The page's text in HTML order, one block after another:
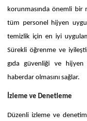
korunmasında önemli bir
tüm personel hijyen
temizlik için en iyi
Sürekli öğrenme ve
gıda güvenliği ve
haberdar olmasını sağlar.
İzleme ve Denetleme
Düzenli izleme ve